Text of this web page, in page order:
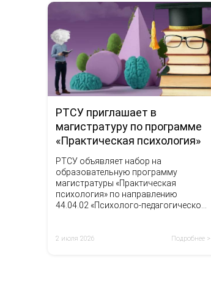
РТСУ приглашает в
магистратуру по программе
«Практическая психология»
РТСУ объявляет набор на
образовательную программу
магистратуры «Практическая
психология» по направлению
44.04.02 «Психолого-педагогическое
2 июля 2026 Подробнее >